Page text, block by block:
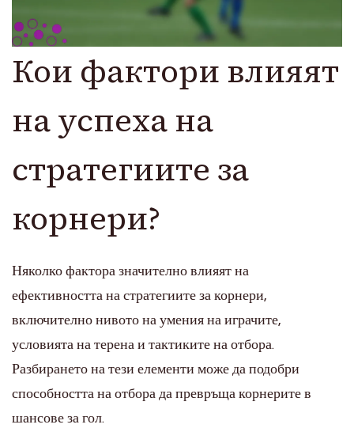
Кои фактори влияят
на успеха на
стратегиите за
корнери?
Няколко фактора значително влияят на
ефективността на стратегиите за корнери,
включително нивото на умения на играчите,
условията на терена и тактиките на отбора.
Разбирането на тези елементи може да подобри
способността на отбора да превръща корнерите в
шансове за гол.